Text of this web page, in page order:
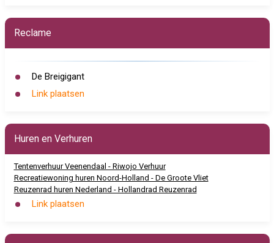
Reclame
De Breigigant
Link plaatsen
Huren en Verhuren
Tentenverhuur Veenendaal - Riwojo Verhuur
Recreatiewoning huren Noord-Holland - De Groote Vliet
Reuzenrad huren Nederland - Hollandrad Reuzenrad
Link plaatsen